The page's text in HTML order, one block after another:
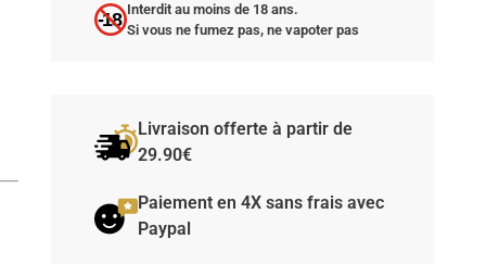
-18 Interdit au moins de 18 ans.
Si vous ne fumez pas, ne vapoter pas
Livraison offerte à partir de
29.90€
Paiement en 4X sans frais avec
Paypal